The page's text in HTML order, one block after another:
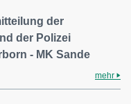
der
der Polizei
- MK Sande
mehr